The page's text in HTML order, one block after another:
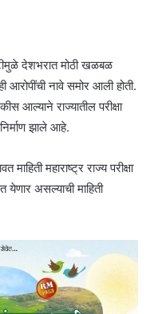
देशभरात मोठी खळबळ
आरोपींची नावे समोर आली होती.
आल्याने राज्यातील परीक्षा
निर्माण झाले आहे.
महाराष्ट्र राज्य परीक्षा
असल्याची माहिती